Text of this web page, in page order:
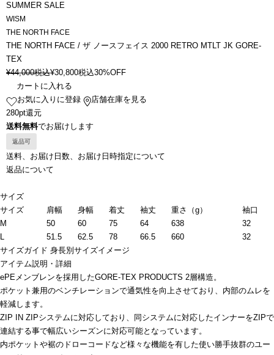
SUMMER SALE
WISM
THE NORTH FACE
THE NORTH FACE / ザ ノースフェイス 2000 RETRO MTLT JK GORE-
TEX
¥44,000税込¥30,800税込30%OFF
カートに入れる
お気に入りに登録
店舗在庫を見る
280pt還元
送料無料でお届けします
返品可
送料、お届け日数、お届け日時指定について
返品について
サイズ
サイズ
肩幅 身幅 着丈 袖丈 重さ（g）
袖口
M
50 60 75 64 638
32
L
51.5 62.5 78 66.5 660
32
サイズガイド 身長別サイズイメージ
アイテム説明・詳細
ePEメンブレンを採用したGORE-TEX PRODUCTS 2層構造。
ポケット兼用のベンチレーションで通気性を向上させており、内部のムレを
軽減します。
ZIP IN ZIPシステムに対応しており、同システムに対応したインナーをZIPで
連結する事で幅広いシーズンに対応可能となっています。
内ポケットや裾のドローコードなど様々な機能を有した使い勝手抜群のユー